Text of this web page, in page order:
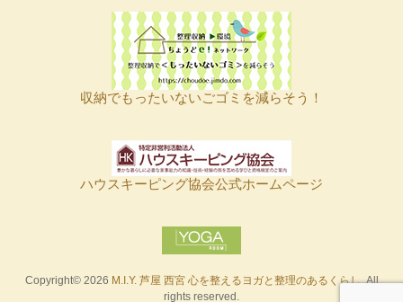
収納でもったいないごゴミを減らそう！
ハウスキーピング協会公式ホームページ
Copyright© 2026 M.I.Y. 芦屋 西宮 心を整えるヨガと整理のあるくらし. All
rights reserved.